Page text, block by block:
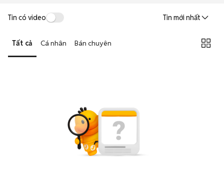
Tin có video Tin mới nhất
Tất cả Cá nhân Bán chuyên